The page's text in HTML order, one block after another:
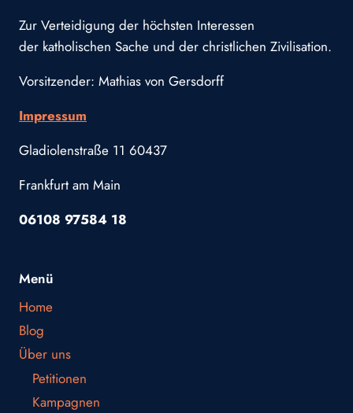
Zur Verteidigung der höchsten Interessen
der katholischen Sache und der christlichen Zivilisation.
Vorsitzender: Mathias von Gersdorff
Impressum
Gladiolenstraße 11 60437
Frankfurt am Main
06108 97584 18
Menü
Home
Blog
Über uns
Petitionen
Kampagnen